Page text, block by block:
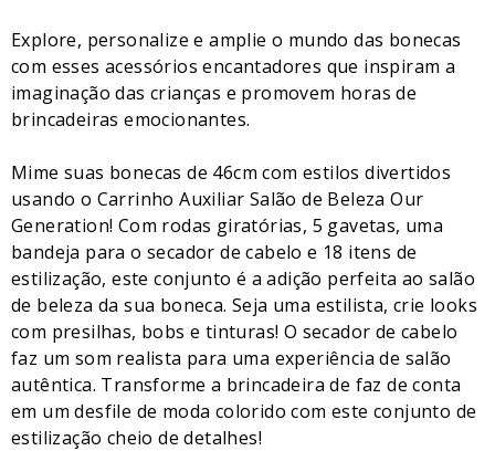
Explore, personalize e amplie o mundo das bonecas
com esses acessórios encantadores que inspiram a
imaginação das crianças e promovem horas de
brincadeiras emocionantes.
Mime suas bonecas de 46cm com estilos divertidos
usando o Carrinho Auxiliar Salão de Beleza Our
Generation! Com rodas giratórias, 5 gavetas, uma
bandeja para o secador de cabelo e 18 itens de
estilização, este conjunto é a adição perfeita ao salão
de beleza da sua boneca. Seja uma estilista, crie looks
com presilhas, bobs e tinturas! O secador de cabelo
faz um som realista para uma experiência de salão
autêntica. Transforme a brincadeira de faz de conta
em um desfile de moda colorido com este conjunto de
estilização cheio de detalhes!